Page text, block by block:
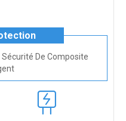
De Composite